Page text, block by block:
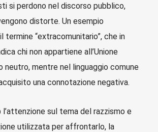
si perdono nel discorso pubblico,
distorte. Un esempio
termine “extracomunitario”, che in
chi non appartiene all’Unione
neutro, mentre nel linguaggio comune
una connotazione negativa.
sul tema del razzismo e
utilizzata per affrontarlo, la